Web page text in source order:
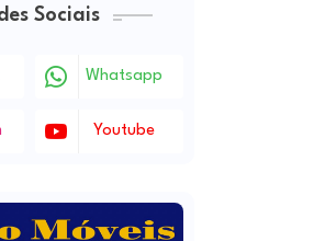
Sociais
Whatsapp
Youtube